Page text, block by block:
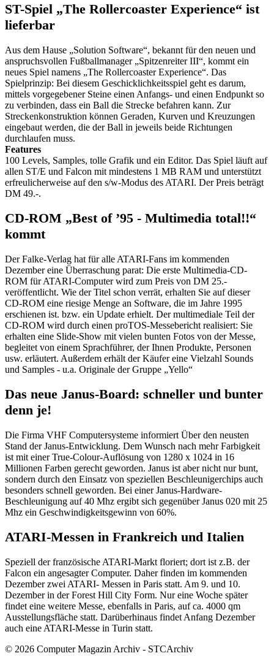
ST-Spiel „The Rollercoaster Experience“ ist
lieferbar
Aus dem Hause „Solution Software“, bekannt für den neuen und
anspruchsvollen Fußballmanager „Spitzenreiter III“, kommt ein
neues Spiel namens „The Rollercoaster Experience“. Das
Spielprinzip: Bei diesem Geschicklichkeitsspiel geht es darum,
mittels vorgegebener Steine einen Anfangs- und einen Endpunkt so
zu verbinden, dass ein Ball die Strecke befahren kann. Zur
Streckenkonstruktion können Geraden, Kurven und Kreuzungen
eingebaut werden, die der Ball in jeweils beide Richtungen
durchlaufen muss.
Features
100 Levels, Samples, tolle Grafik und ein Editor. Das Spiel läuft auf
allen ST/E und Falcon mit mindestens 1 MB RAM und unterstützt
erfreulicherweise auf den s/w-Modus des ATARI. Der Preis beträgt
DM 49.-.
CD-ROM „Best of ’95 - Multimedia total!!“
kommt
Der Falke-Verlag hat für alle ATARI-Fans im kommenden
Dezember eine Überraschung parat: Die erste Multimedia-CD-
ROM für ATARI-Computer wird zum Preis von DM 25.-
veröffentlicht. Wie der Titel schon verrät, erhalten Sie auf dieser
CD-ROM eine riesige Menge an Software, die im Jahre 1995
erschienen ist. bzw. ein Update erhielt. Der multimediale Teil der
CD-ROM wird durch einen proTOS-Messebericht realisiert: Sie
erhalten eine Slide-Show mit vielen bunten Fotos von der Messe,
begleitet von einem Sprachführer, der Ihnen Produkte, Personen
usw. erläutert. Außerdem erhält der Käufer eine Vielzahl Sounds
und Samples - u.a. Originale der Gruppe „Yello“
Das neue Janus-Board: schneller und bunter
denn je!
Die Firma VHF Computersysteme informiert Über den neusten
Stand der Janus-Entwicklung. Dem Wunsch nach mehr Farbigkeit
ist mit einer True-Colour-Auflösung von 1280 x 1024 in 16
Millionen Farben gerecht geworden. Janus ist aber nicht nur bunt,
sondern durch den Einsatz von speziellen Beschleunigerchips auch
besonders schnell geworden. Bei einer Janus-Hardware-
Beschleunigung auf 40 Mhz ergibt sich gegenüber Janus 020 mit 25
Mhz ein Geschwindigkeitsgewinn von 60%.
ATARI-Messen in Frankreich und Italien
Speziell der französische ATARI-Markt floriert; dort ist z.B. der
Falcon ein angesagter Computer. Daher finden im kommenden
Dezember zwei ATARI- Messen in Paris statt. Am 9. und 10.
Dezember in der Forest Hill City Form. Nur eine Woche später
findet eine weitere Messe, ebenfalls in Paris, auf ca. 4000 qm
Ausstellungsfläche statt. Darüberhinaus findet Anfang Dezember
auch eine ATARI-Messe in Turin statt.
© 2026 Computer Magazin Archiv - STCArchiv